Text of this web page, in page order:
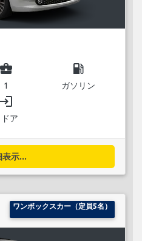
business_center
1
local_gas_station
ガソリン
login
ア
表示...
ワンボックスカー（定員5名）